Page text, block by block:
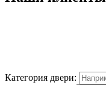
Категория двери: